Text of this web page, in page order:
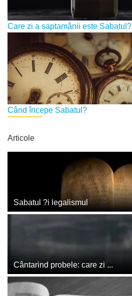
Care zi a saptamânii este Sabatul?
Când începe Sabatul?
Articole
Sabatul ?i legalismul
Cântarind probele: care zi ...